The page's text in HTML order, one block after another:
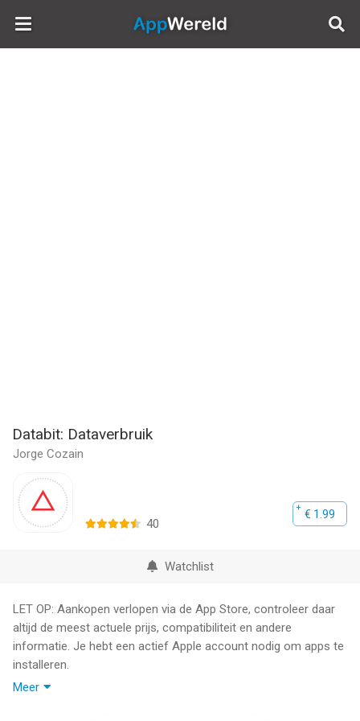
AppWereld
Databit: Dataverbruik
Jorge Cozain
€ 1.99
40
Watchlist
LET OP: Aankopen verlopen via de App Store, controleer daar
altijd de meest actuele prijs, compatibiliteit en andere
informatie. Je hebt een actief Apple account nodig om apps te
installeren.
Meer